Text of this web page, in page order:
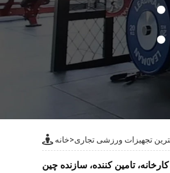
خانه>تجهیزات ورزشی تجاری
تامین کننده، سازنده چین